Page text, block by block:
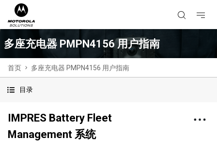
多座充电器 PMPN4156 用户指南
首页 多座充电器 PMPN4156 用户指南
目录
IMPRES Battery Fleet
Management 系统